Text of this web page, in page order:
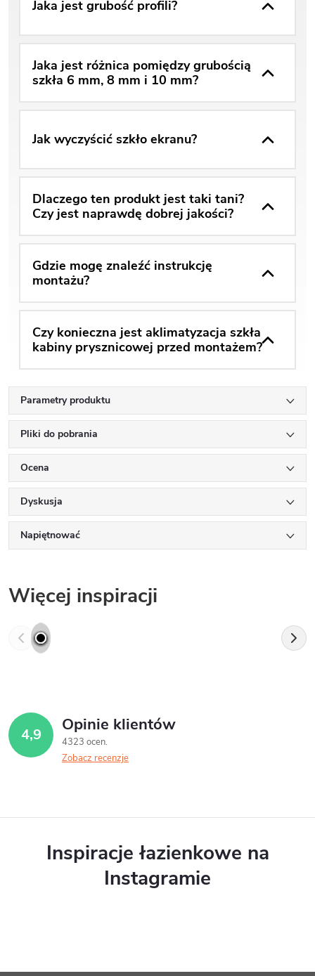
Jaka jest grubość profili?
Jaka jest różnica pomiędzy grubością
szkła 6 mm, 8 mm i 10 mm?
Jak wyczyścić szkło ekranu?
Dlaczego ten produkt jest taki tani?
Czy jest naprawdę dobrej jakości?
Gdzie mogę znaleźć instrukcję
montażu?
Czy konieczna jest aklimatyzacja szkła
kabiny prysznicowej przed montażem?
Parametry produktu
Pliki do pobrania
Ocena
Dyskusja
Napiętnować
Więcej inspiracji
4,9 Opinie klientów
4323 ocen
Zobacz recenzje
Inspiracje łazienkowe na
Instagramie